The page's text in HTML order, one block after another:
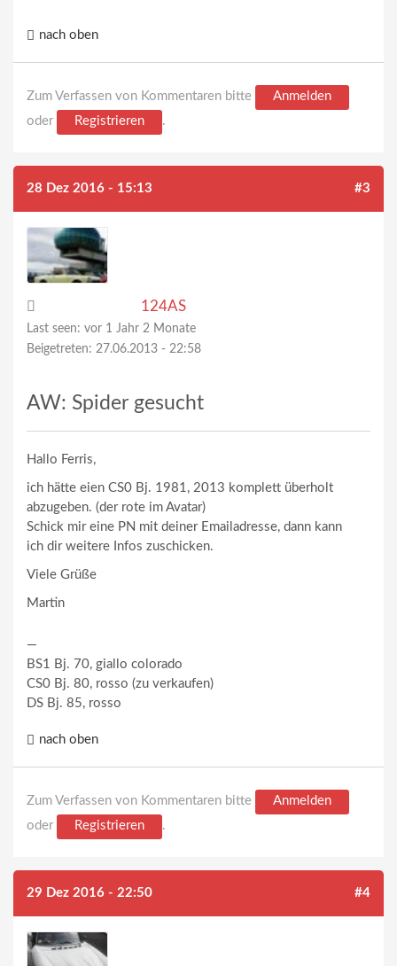
nach oben
Zum Verfassen von Kommentaren bitte
Anmelden
oder
Registrieren .
28 Dez 2016 - 15:13 #3
124AS
Last seen: vor 1 Jahr 2 Monate
Beigetreten: 27.06.2013 - 22:58
AW: Spider gesucht
Hallo Ferris,
ich hätte eien CS0 Bj. 1981, 2013 komplett überholt
abzugeben. (der rote im Avatar)
Schick mir eine PN mit deiner Emailadresse, dann kann
ich dir weitere Infos zuschicken.
Viele Grüße
Martin
—
BS1 Bj. 70, giallo colorado
CS0 Bj. 80, rosso (zu verkaufen)
DS Bj. 85, rosso
nach oben
Zum Verfassen von Kommentaren bitte
Anmelden
oder
Registrieren .
29 Dez 2016 - 22:50 #4